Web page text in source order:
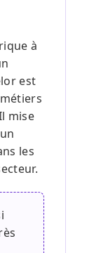
à
est
mise
les